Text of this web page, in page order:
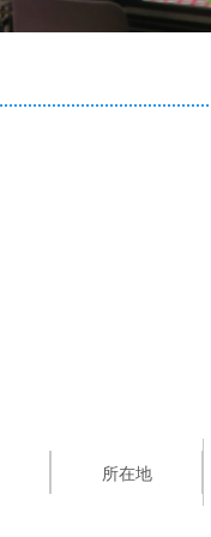
所在地